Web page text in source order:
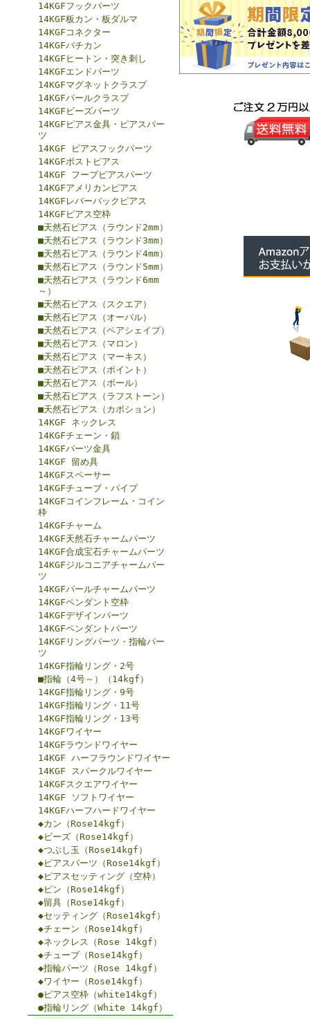
14KGFフックパーツ
14KGF板カン・板ダルマ
14KGFコネクター
14KGFバチカン
14KGFヒートン・突き刺し
14KGFエンドパーツ
14KGFマグネットクラスプ
14KGFパールクラスプ
14KGFビーズパーツ
14KGFピアス金具・ピアスパー
ツ
14KGF ピアスフックパーツ
14KGFポストピアス
14KGF フープピアスパーツ
14KGFアメリカンピアス
14KGFレバーバックピアス
14KGFピアス空枠
■天然石ピアス（ラウンド2mm）
■天然石ピアス（ラウンド3mm）
■天然石ピアス（ラウンド4mm）
■天然石ピアス（ラウンド5mm）
■天然石ピアス（ラウンド6mm
～）
■天然石ピアス（スクエア）
■天然石ピアス（オーバル）
■天然石ピアス（ペアシェイプ）
■天然石ピアス（マロン）
■天然石ピアス（マーキス）
■天然石ピアス（ポイント）
■天然石ピアス（ボール）
■天然石ピアス（ラフストーン）
■天然石ピアス（カボション）
14KGF ネックレス
14KGFチェーン・鎖
14KGFパーツ金具
14KGF 留め具
14KGFスペーサー
14KGFチューブ・パイプ
14KGFコインフレーム・コイン
枠
14KGFチャーム
14KGF天然石チャームパーツ
14KGF合成宝石チャームパーツ
14KGFジルコニアチャームパー
ツ
14KGFパールチャームパーツ
14KGFペンダント空枠
14KGFデザインパーツ
14KGFペンダントパーツ
14KGFリングパーツ・指輪パー
ツ
14KGF指輪リング・2号
■指輪（4号～）（14kgf）
14KGF指輪リング・9号
14KGF指輪リング・11号
14KGF指輪リング・13号
14KGFワイヤー
14KGFラウンドワイヤー
14KGF ハーフラウンドワイヤー
14KGF スパークルワイヤー
14KGFスクエアワイヤー
14KGF ソフトワイヤー
14KGFハーフハードワイヤー
◆カン（Rose14kgf）
◆ビーズ（Rose14kgf）
◆つぶし玉（Rose14kgf）
◆ピアスパーツ（Rose14kgf）
◆ピアスセッティング（空枠）
◆ピン（Rose14kgf）
◆留具（Rose14kgf）
◆セッティング（Rose14kgf）
◆チェーン（Rose14kgf）
◆ネックレス（Rose 14kgf）
◆チューブ（Rose14kgf）
◆指輪パーツ（Rose 14kgf）
◆ワイヤー（Rose14kgf）
●ピアス空枠（white14kgf）
●指輪リング（White 14kgf）